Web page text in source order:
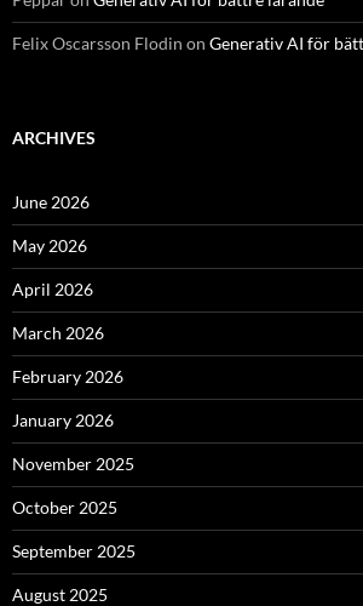
Felix Oscarsson Flodin on Generativ AI för
ARCHIVES
June 2026
May 2026
April 2026
March 2026
February 2026
January 2026
November 2025
October 2025
September 2025
August 2025